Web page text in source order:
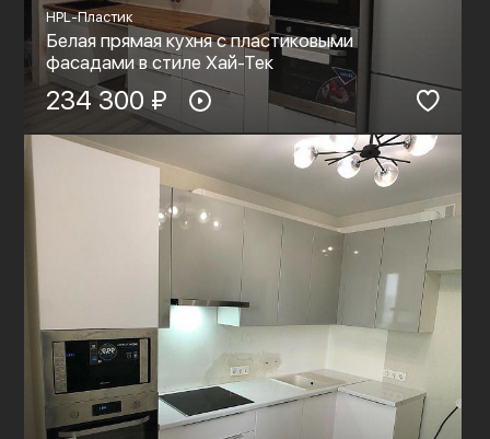
HPL-Пластик
Белая прямая кухня с пластиковыми
фасадами в стиле Хай-Тек
234 300 ₽